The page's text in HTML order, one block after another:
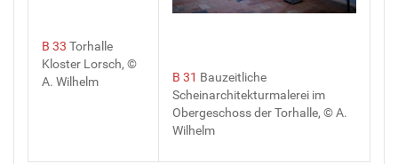
B 33 Torhalle
Kloster Lorsch, ©
A. Wilhelm
B 31 Bauzeitliche
Scheinarchitekturmalerei im
Obergeschoss der Torhalle, © A.
Wilhelm